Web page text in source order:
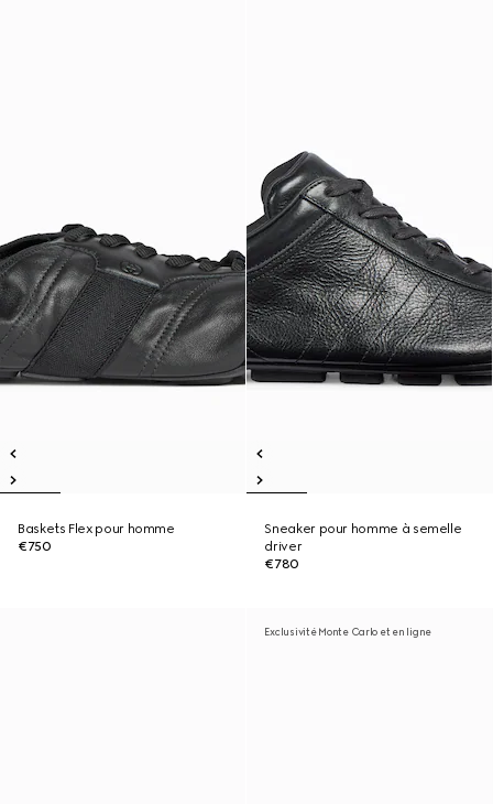
Baskets Flex pour homme
€750
Sneaker pour homme à semelle
driver
€780
Exclusivité Monte Carlo et en ligne